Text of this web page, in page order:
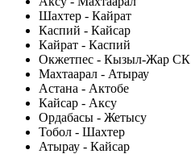
Шахтер - Кайрат
Каспий - Кайсар
Кайрат - Каспий
Окжетпес - Кызыл-Жар СК
Махтаарал - Атырау
Астана - Актобе
Кайсар - Аксу
Ордабасы - Жетысу
Тобол - Шахтер
Атырау - Кайсар